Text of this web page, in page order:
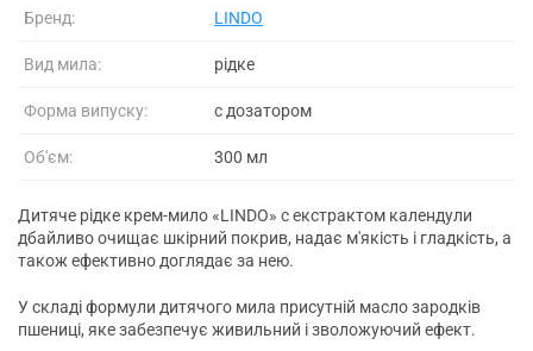
Бренд: LINDO
Вид мила: рідке
Форма випуску: с дозатором
Об'єм: 300 мл
Дитяче рідке крем-мило «LINDO» c екстрактом календули
дбайливо очищає шкірний покрив, надає м'якість і гладкість, а
також ефективно доглядає за нею.
У складі формули дитячого мила присутній масло зародків
пшениці, яке забезпечує живильний і зволожуючий ефект.